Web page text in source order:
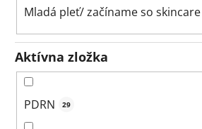
Mladá pleť/ začíname so skincare
Aktívna zložka
PDRN 29